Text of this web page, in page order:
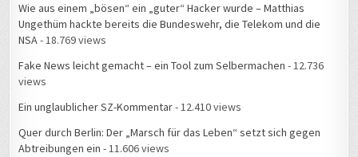
Wie aus einem „bösen“ ein „guter“ Hacker wurde – Matthias
Ungethüm hackte bereits die Bundeswehr, die Telekom und die
NSA- 18.769 views
Fake News leicht gemacht – ein Tool zum Selbermachen - 12.736
views
Ein unglaublicher SZ-Kommentar- 12.410 views
Quer durch Berlin: Der „Marsch für das Leben“ setzt sich gegen
Abtreibungen ein - 11.606 views